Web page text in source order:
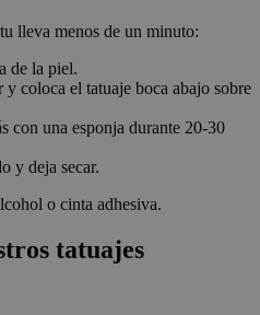
lleva menos de un minuto:
de la piel.
coloca el tatuaje boca abajo sobre
con una esponja durante 20-30
y deja secar.
o cinta adhesiva.
tatuajes